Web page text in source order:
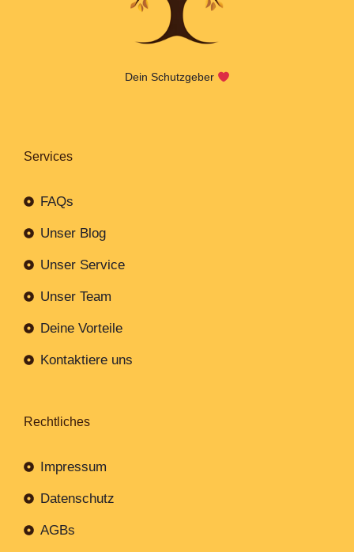
Dein Schutzgeber
Services
FAQs
Unser Blog
Unser Service
Unser Team
Deine Vorteile
Kontaktiere uns
Rechtliches
Impressum
Datenschutz
AGBs